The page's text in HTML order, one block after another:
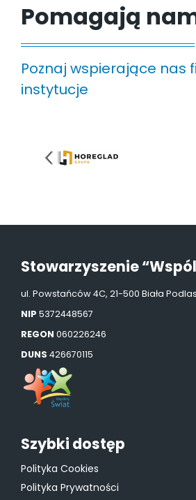
Pomagają
Poznaj wspierające nas
instytucje
Stowarzyszenie
ul. Powstańców 4C, 21-500 Biała
NIP 5372448567
REGON 060226246
DUNS 426670115
Szybki dostęp
Polityka Cookies
Polityka Prywatności